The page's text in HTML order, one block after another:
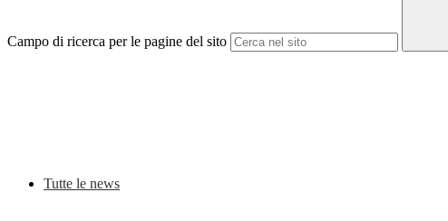
Campo di ricerca per le pagine del sito
Tutte le news